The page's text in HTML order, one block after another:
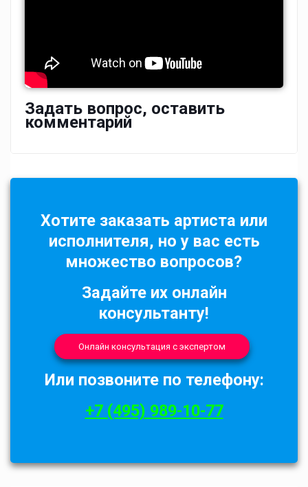
Задать вопрос, оставить
комментарий
Хотите заказать артиста или
исполнителя, но у вас есть
множество вопросов?
Задайте их онлайн
консультанту!
Онлайн консультация с экспертом
Или позвоните по телефону:
+7 (495) 989-10-77